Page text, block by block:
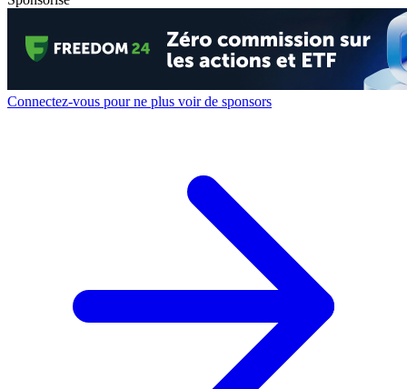
Connectez-vous pour ne plus voir de sponsors